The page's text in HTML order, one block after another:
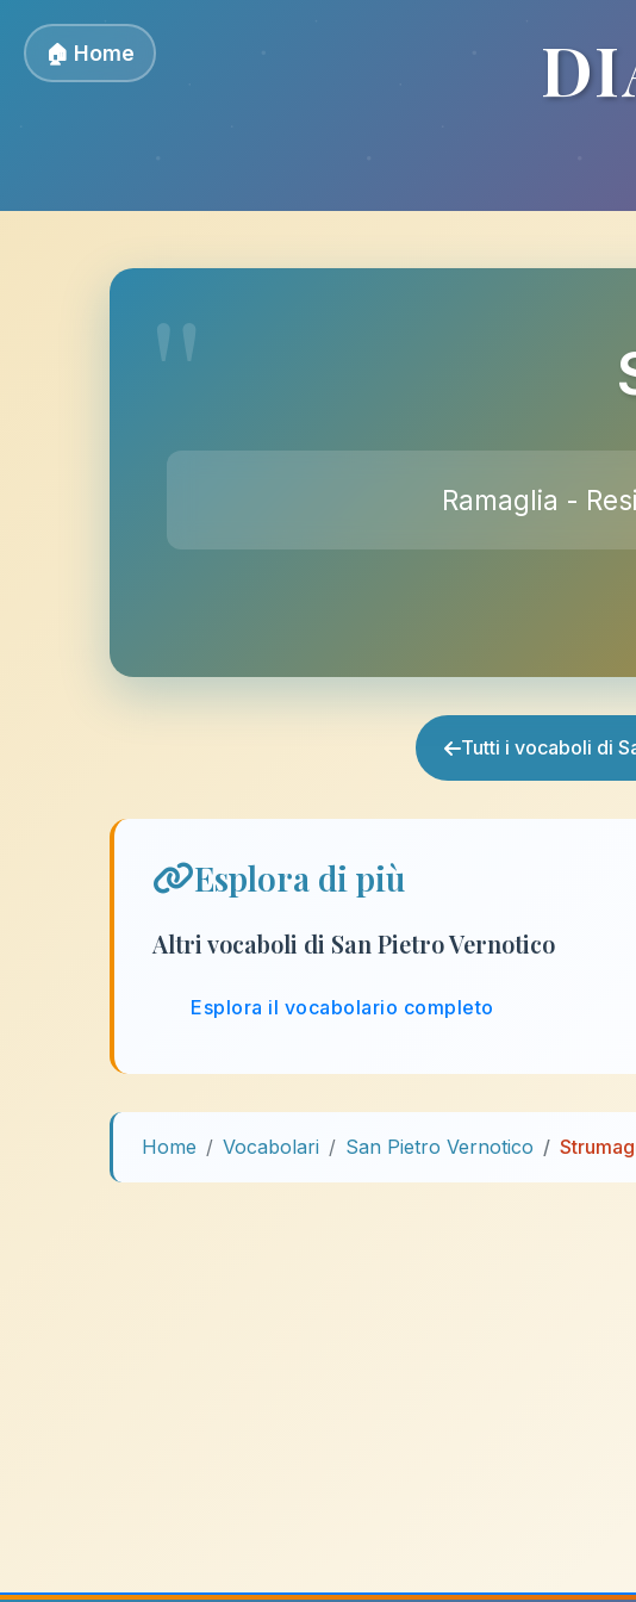
🏠 Home
Ramaglia -
Tutti i vocaboli di
Esplora di più
Altri vocaboli di San Pietro Vernotico
Esplora il vocabolario completo
Home Vocabolari San Pietro Vernotico